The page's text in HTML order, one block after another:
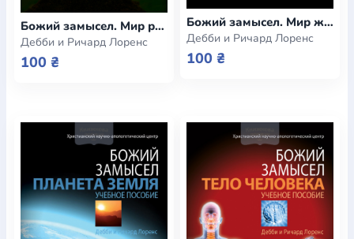
Божий замысел. Мир растений (e-book)
Дебби и Ричард Лоренс
100 ₴
Божий замысел. Мир животных (e-book)
Дебби и Ричард Лоренс
100 ₴